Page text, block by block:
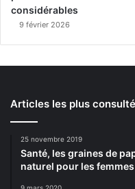
considérables
9 février 2026
Articles les plus
25 novembre 2019
Santé, les graines de
naturel pour les
9 mars 2020